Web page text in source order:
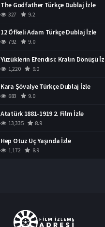
The Godfather Türkçe Dublaj İzle
327 9.2
12 Öfkeli Adam Türkçe Dublaj İzle
792 9.0
Yüzüklerin Efendisi: Kralın Dönüşü
1,220 9.0
Kara Şövalye Türkçe Dublaj İzle
683 9.0
Atatürk 1881-1919 2. Film İzle
13,335 8.9
Hep Otuz Üç Yaşında İzle
1,172 8.9